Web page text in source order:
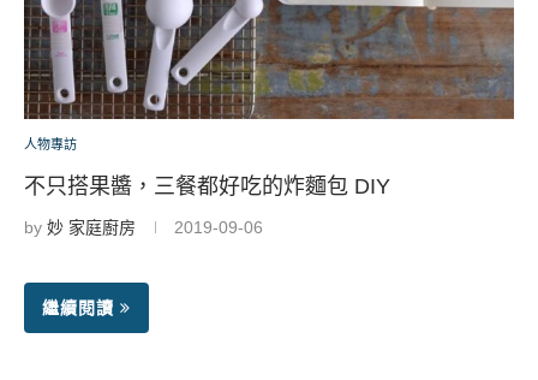
人物專訪
不只搭果醬，三餐都好吃的炸麵包 DIY
by 妙 家庭廚房 2019-09-06
繼續閱讀